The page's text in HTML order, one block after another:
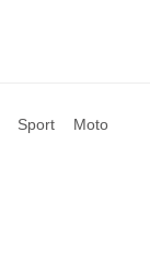
Sport Moto